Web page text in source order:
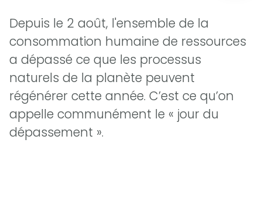
Depuis le 2 août, l'ensemble de la
consommation humaine de ressources
a dépassé ce que les processus
naturels de la planète peuvent
régénérer cette année. C’est ce qu’on
appelle communément le « jour du
dépassement ».